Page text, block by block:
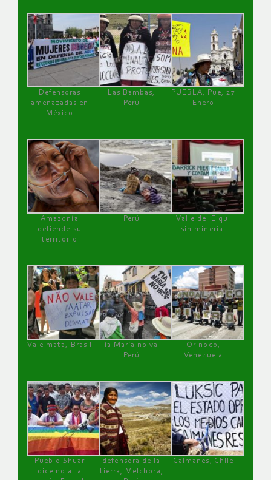
Defensoras
amenazadas en
México
Las Bambas,
Perú
PUEBLA, Pue, 27
Enero
Amazonía
defiende su
territorio
Perú
Valle del Elqui
sin minería.
Vale mata, Brasil
Tía María no va !
Perú
Orinoco,
Venezuela
Pueblo Shuar
dice no a la
defensora de la
tierra, Melchora,
Caimanes, Chile